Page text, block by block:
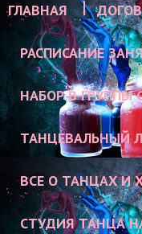
ГЛАВНАЯ
РАСПИСАНИЕ
НАБОР В ГРУППЫ
ТАНЦЕВАЛЬНЫЙ
ВСЕ О ТАНЦАХ И
СТУДИЯ ТАНЦА